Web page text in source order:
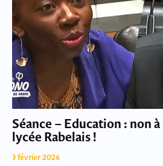
Séance – Education : non
lycée Rabelais !
3 février 2026